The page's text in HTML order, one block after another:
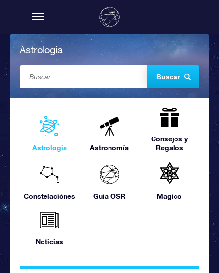
Astrologia
Buscar
Astrologia Astronomía
Consejos y
Regalos
Constelaciónes Guía OSR Magico
Noticias